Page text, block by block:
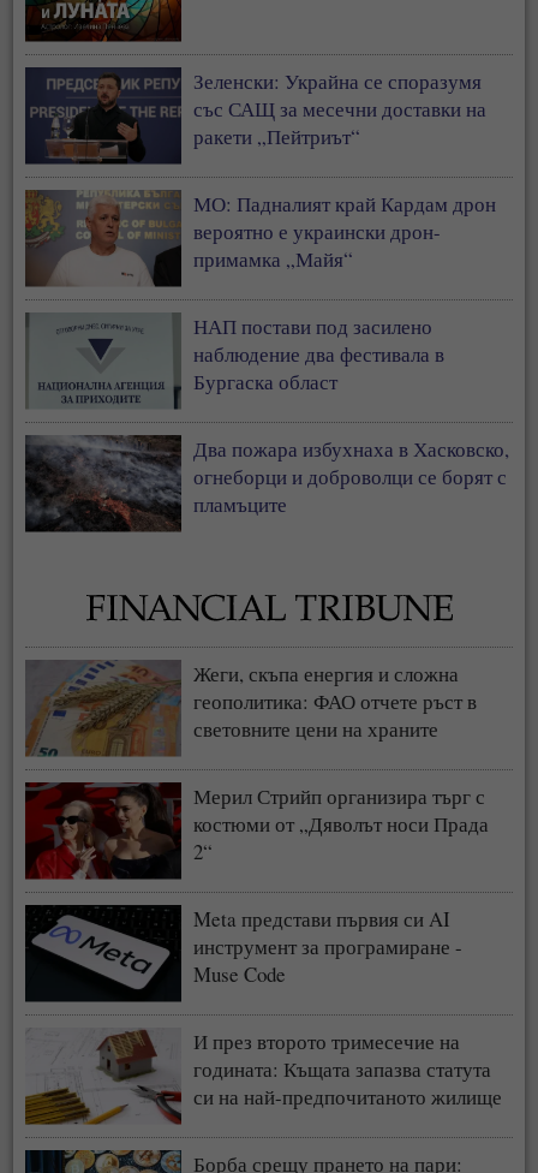
Зеленски: Украйна се споразумя
със САЩ за месечни доставки на
ракети „Пейтриът“
МО: Падналият край Кардам дрон
вероятно е украински дрон-
примамка „Майя“
НАП постави под засилено
наблюдение два фестивала в
Бургаска област
Два пожара избухнаха в Хасковско,
огнеборци и доброволци се борят с
пламъците
Жеги, скъпа енергия и сложна
геополитика: ФАО отчете ръст в
световните цени на храните
Мерил Стрийп организира търг с
костюми от „Дяволът носи Прада
2“
Meta представи първия си AI
инструмент за програмиране -
Muse Code
И през второто тримесечие на
годината: Къщата запазва статута
си на най-предпочитаното жилище
Борба срещу прането на пари: